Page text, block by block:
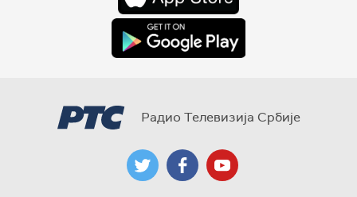
Радио Телевизија Србије